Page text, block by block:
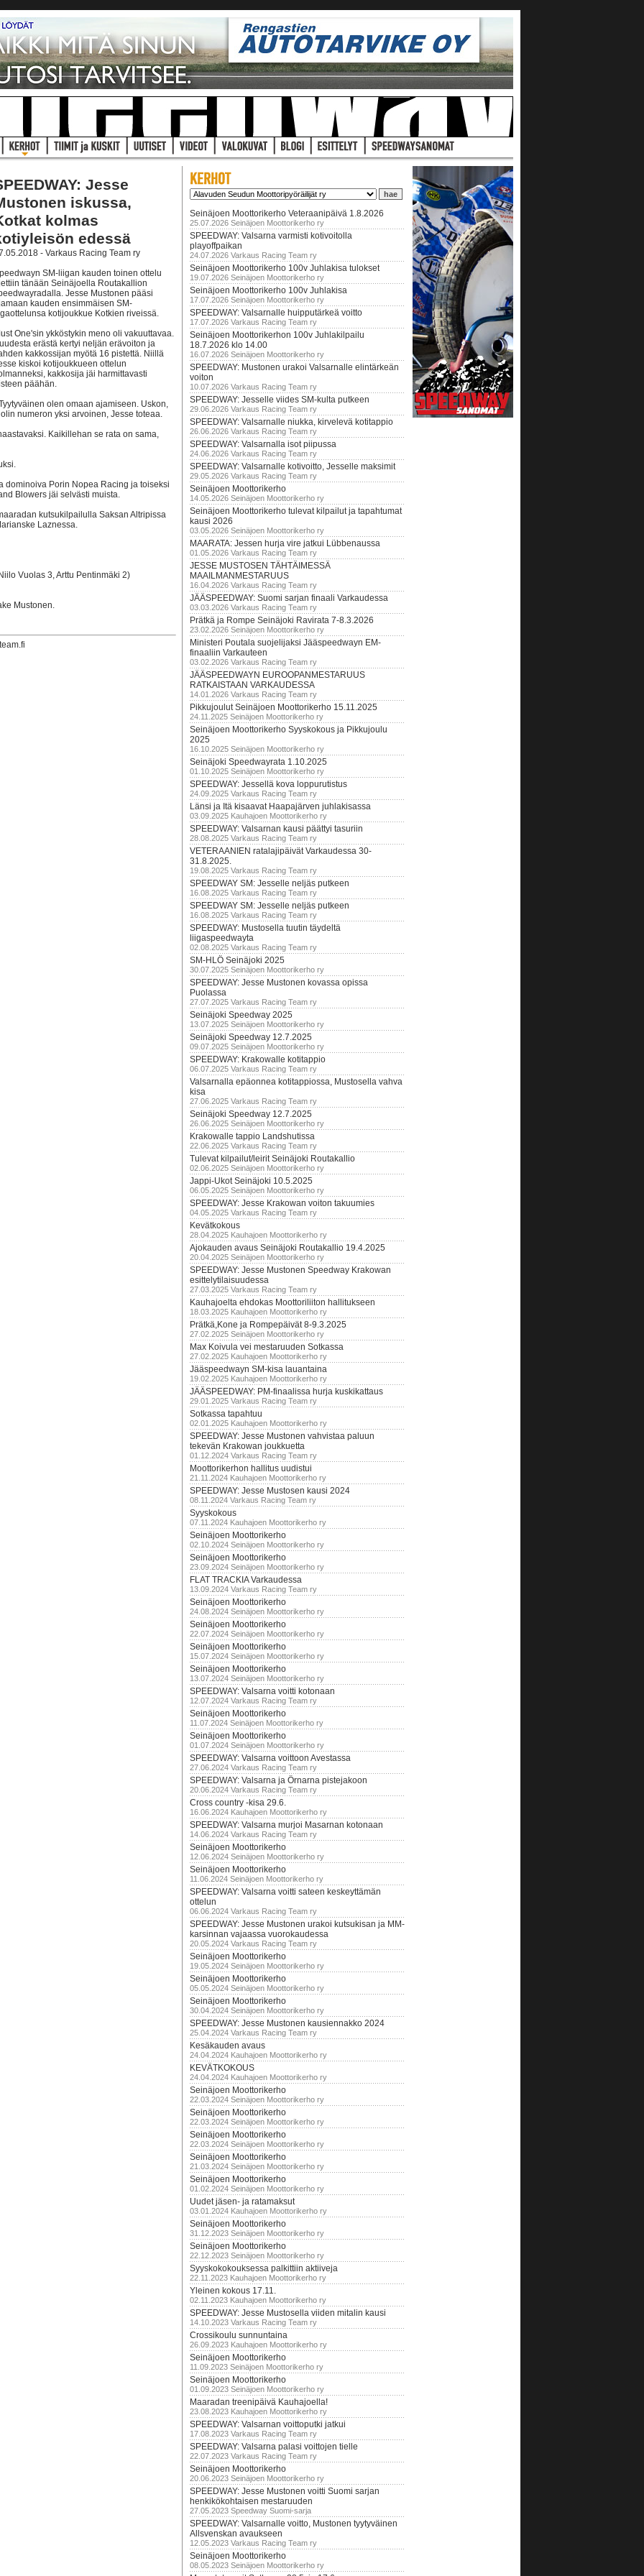
Jesse
iskussa,
kolmas
edessä
- Varkaus Racing Team ry
SM-liigan kauden toinen ottelu
tänään Seinäjoella Routakallion
Jesse Mustonen pääsi
kauden ensimmäisen SM-
kotijoukkue Kotkien riveissä.
One'sin ykköstykin meno oli vakuuttavaa.
erästä kertyi neljän erävoiton ja
kakkossijan myötä 16 pistettä. Niillä
kiskoi kotijoukkueen ottelun
kakkosija jäi harmittavasti
päähän.
olen omaan ajamiseen. Uskon,
numeron yksi arvoinen, Jesse toteaa.
Kaikillehan se rata on sama,
Porin Nopea Racing ja toiseksi
Blowers jäi selvästi muista.
kutsukilpailulla Saksan Altripissa
Laznessa.
Vuolas 3, Arttu Pentinmäki 2)
Mustonen.
Seinäjoen Moottorikerho Veteraanipäivä 1.8.2026
25.07.2026 Seinäjoen Moottorikerho ry
SPEEDWAY: Valsarna varmisti kotivoitolla
playoffpaikan
24.07.2026 Varkaus Racing Team ry
Seinäjoen Moottorikerho 100v Juhlakisa tulokset
19.07.2026 Seinäjoen Moottorikerho ry
Seinäjoen Moottorikerho 100v Juhlakisa
17.07.2026 Seinäjoen Moottorikerho ry
SPEEDWAY: Valsarnalle huipputärkeä voitto
17.07.2026 Varkaus Racing Team ry
Seinäjoen Moottorikerhon 100v Juhlakilpailu
18.7.2026 klo 14.00
16.07.2026 Seinäjoen Moottorikerho ry
SPEEDWAY: Mustonen urakoi Valsarnalle elintärkeän
voiton
10.07.2026 Varkaus Racing Team ry
SPEEDWAY: Jesselle viides SM-kulta putkeen
29.06.2026 Varkaus Racing Team ry
SPEEDWAY: Valsarnalle niukka, kirvelevä kotitappio
26.06.2026 Varkaus Racing Team ry
SPEEDWAY: Valsarnalla isot piipussa
24.06.2026 Varkaus Racing Team ry
SPEEDWAY: Valsarnalle kotivoitto, Jesselle maksimit
29.05.2026 Varkaus Racing Team ry
Seinäjoen Moottorikerho
14.05.2026 Seinäjoen Moottorikerho ry
Seinäjoen Moottorikerho tulevat kilpailut ja tapahtumat
kausi 2026
03.05.2026 Seinäjoen Moottorikerho ry
MAARATA: Jessen hurja vire jatkui Lübbenaussa
01.05.2026 Varkaus Racing Team ry
JESSE MUSTOSEN TÄHTÄIMESSÄ
MAAILMANMESTARUUS
16.04.2026 Varkaus Racing Team ry
JÄÄSPEEDWAY: Suomi sarjan finaali Varkaudessa
03.03.2026 Varkaus Racing Team ry
Prätkä ja Rompe Seinäjoki Ravirata 7-8.3.2026
23.02.2026 Seinäjoen Moottorikerho ry
Ministeri Poutala suojelijaksi Jääspeedwayn EM-
finaaliin Varkauteen
03.02.2026 Varkaus Racing Team ry
JÄÄSPEEDWAYN EUROOPANMESTARUUS
RATKAISTAAN VARKAUDESSA
14.01.2026 Varkaus Racing Team ry
Pikkujoulut Seinäjoen Moottorikerho 15.11.2025
24.11.2025 Seinäjoen Moottorikerho ry
Seinäjoen Moottorikerho Syyskokous ja Pikkujoulu
2025
16.10.2025 Seinäjoen Moottorikerho ry
Seinäjoki Speedwayrata 1.10.2025
01.10.2025 Seinäjoen Moottorikerho ry
SPEEDWAY: Jessellä kova loppurutistus
24.09.2025 Varkaus Racing Team ry
Länsi ja Itä kisaavat Haapajärven juhlakisassa
03.09.2025 Kauhajoen Moottorikerho ry
SPEEDWAY: Valsarnan kausi päättyi tasuriin
28.08.2025 Varkaus Racing Team ry
VETERAANIEN ratalajipäivät Varkaudessa 30-
31.8.2025.
19.08.2025 Varkaus Racing Team ry
SPEEDWAY SM: Jesselle neljäs putkeen
16.08.2025 Varkaus Racing Team ry
SPEEDWAY SM: Jesselle neljäs putkeen
16.08.2025 Varkaus Racing Team ry
SPEEDWAY: Mustosella tuutin täydeltä
liigaspeedwayta
02.08.2025 Varkaus Racing Team ry
SM-HLÖ Seinäjoki 2025
30.07.2025 Seinäjoen Moottorikerho ry
SPEEDWAY: Jesse Mustonen kovassa opissa
Puolassa
27.07.2025 Varkaus Racing Team ry
Seinäjoki Speedway 2025
13.07.2025 Seinäjoen Moottorikerho ry
Seinäjoki Speedway 12.7.2025
09.07.2025 Seinäjoen Moottorikerho ry
SPEEDWAY: Krakowalle kotitappio
06.07.2025 Varkaus Racing Team ry
Valsarnalla epäonnea kotitappiossa, Mustosella vahva
kisa
27.06.2025 Varkaus Racing Team ry
Seinäjoki Speedway 12.7.2025
26.06.2025 Seinäjoen Moottorikerho ry
Krakowalle tappio Landshutissa
22.06.2025 Varkaus Racing Team ry
Tulevat kilpailut/leirit Seinäjoki Routakallio
02.06.2025 Seinäjoen Moottorikerho ry
Jappi-Ukot Seinäjoki 10.5.2025
06.05.2025 Seinäjoen Moottorikerho ry
SPEEDWAY: Jesse Krakowan voiton takuumies
04.05.2025 Varkaus Racing Team ry
Kevätkokous
28.04.2025 Kauhajoen Moottorikerho ry
Ajokauden avaus Seinäjoki Routakallio 19.4.2025
20.04.2025 Seinäjoen Moottorikerho ry
SPEEDWAY: Jesse Mustonen Speedway Krakowan
esittelytilaisuudessa
27.03.2025 Varkaus Racing Team ry
Kauhajoelta ehdokas Moottoriliiton hallitukseen
18.03.2025 Kauhajoen Moottorikerho ry
Prätkä,Kone ja Rompepäivät 8-9.3.2025
27.02.2025 Seinäjoen Moottorikerho ry
Max Koivula vei mestaruuden Sotkassa
27.02.2025 Kauhajoen Moottorikerho ry
Jääspeedwayn SM-kisa lauantaina
19.02.2025 Kauhajoen Moottorikerho ry
JÄÄSPEEDWAY: PM-finaalissa hurja kuskikattaus
29.01.2025 Varkaus Racing Team ry
Sotkassa tapahtuu
02.01.2025 Kauhajoen Moottorikerho ry
SPEEDWAY: Jesse Mustonen vahvistaa paluun
tekevän Krakowan joukkuetta
01.12.2024 Varkaus Racing Team ry
Moottorikerhon hallitus uudistui
21.11.2024 Kauhajoen Moottorikerho ry
SPEEDWAY: Jesse Mustosen kausi 2024
08.11.2024 Varkaus Racing Team ry
Syyskokous
07.11.2024 Kauhajoen Moottorikerho ry
Seinäjoen Moottorikerho
02.10.2024 Seinäjoen Moottorikerho ry
Seinäjoen Moottorikerho
23.09.2024 Seinäjoen Moottorikerho ry
FLAT TRACKIA Varkaudessa
13.09.2024 Varkaus Racing Team ry
Seinäjoen Moottorikerho
24.08.2024 Seinäjoen Moottorikerho ry
Seinäjoen Moottorikerho
22.07.2024 Seinäjoen Moottorikerho ry
Seinäjoen Moottorikerho
15.07.2024 Seinäjoen Moottorikerho ry
Seinäjoen Moottorikerho
13.07.2024 Seinäjoen Moottorikerho ry
SPEEDWAY: Valsarna voitti kotonaan
12.07.2024 Varkaus Racing Team ry
Seinäjoen Moottorikerho
11.07.2024 Seinäjoen Moottorikerho ry
Seinäjoen Moottorikerho
01.07.2024 Seinäjoen Moottorikerho ry
SPEEDWAY: Valsarna voittoon Avestassa
27.06.2024 Varkaus Racing Team ry
SPEEDWAY: Valsarna ja Örnarna pistejakoon
20.06.2024 Varkaus Racing Team ry
Cross country -kisa 29.6.
16.06.2024 Kauhajoen Moottorikerho ry
SPEEDWAY: Valsarna murjoi Masarnan kotonaan
14.06.2024 Varkaus Racing Team ry
Seinäjoen Moottorikerho
12.06.2024 Seinäjoen Moottorikerho ry
Seinäjoen Moottorikerho
11.06.2024 Seinäjoen Moottorikerho ry
SPEEDWAY: Valsarna voitti sateen keskeyttämän
ottelun
06.06.2024 Varkaus Racing Team ry
SPEEDWAY: Jesse Mustonen urakoi kutsukisan ja MM-
karsinnan vajaassa vuorokaudessa
20.05.2024 Varkaus Racing Team ry
Seinäjoen Moottorikerho
19.05.2024 Seinäjoen Moottorikerho ry
Seinäjoen Moottorikerho
05.05.2024 Seinäjoen Moottorikerho ry
Seinäjoen Moottorikerho
30.04.2024 Seinäjoen Moottorikerho ry
SPEEDWAY: Jesse Mustonen kausiennakko 2024
25.04.2024 Varkaus Racing Team ry
Kesäkauden avaus
24.04.2024 Kauhajoen Moottorikerho ry
KEVÄTKOKOUS
24.04.2024 Kauhajoen Moottorikerho ry
Seinäjoen Moottorikerho
22.03.2024 Seinäjoen Moottorikerho ry
Seinäjoen Moottorikerho
22.03.2024 Seinäjoen Moottorikerho ry
Seinäjoen Moottorikerho
22.03.2024 Seinäjoen Moottorikerho ry
Seinäjoen Moottorikerho
21.03.2024 Seinäjoen Moottorikerho ry
Seinäjoen Moottorikerho
01.02.2024 Seinäjoen Moottorikerho ry
Uudet jäsen- ja ratamaksut
03.01.2024 Kauhajoen Moottorikerho ry
Seinäjoen Moottorikerho
31.12.2023 Seinäjoen Moottorikerho ry
Seinäjoen Moottorikerho
22.12.2023 Seinäjoen Moottorikerho ry
Syyskokokouksessa palkittiin aktiiveja
22.11.2023 Kauhajoen Moottorikerho ry
Yleinen kokous 17.11.
02.11.2023 Kauhajoen Moottorikerho ry
SPEEDWAY: Jesse Mustosella viiden mitalin kausi
14.10.2023 Varkaus Racing Team ry
Crossikoulu sunnuntaina
26.09.2023 Kauhajoen Moottorikerho ry
Seinäjoen Moottorikerho
11.09.2023 Seinäjoen Moottorikerho ry
Seinäjoen Moottorikerho
01.09.2023 Seinäjoen Moottorikerho ry
Maaradan treenipäivä Kauhajoella!
23.08.2023 Kauhajoen Moottorikerho ry
SPEEDWAY: Valsarnan voittoputki jatkui
17.08.2023 Varkaus Racing Team ry
SPEEDWAY: Valsarna palasi voittojen tielle
22.07.2023 Varkaus Racing Team ry
Seinäjoen Moottorikerho
20.06.2023 Seinäjoen Moottorikerho ry
SPEEDWAY: Jesse Mustonen voitti Suomi sarjan
henkikökohtaisen mestaruuden
27.05.2023 Speedway Suomi-sarja
SPEEDWAY: Valsarnalle voitto, Mustonen tyytyväinen
Allsvenskan avaukseen
12.05.2023 Varkaus Racing Team ry
Seinäjoen Moottorikerho
08.05.2023 Seinäjoen Moottorikerho ry